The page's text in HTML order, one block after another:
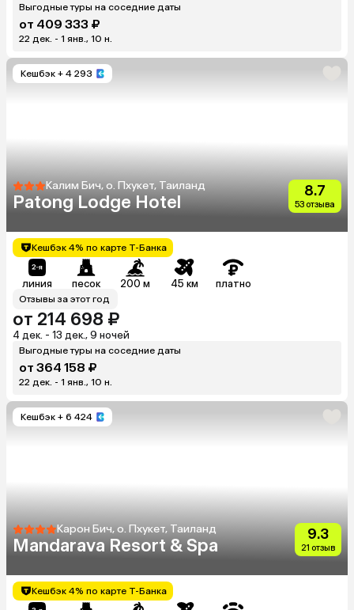
Выгодные туры на соседние даты
от 409 333 ₽
22 дек. - 1 янв., 10 н.
Кешбэк + 4 293
Калим Бич, о. Пхукет, Таиланд
Patong Lodge Hotel
8.7
53 отзыва
Кешбэк 4% по карте Т-Банка
линия песок 200 м 45 км платно
Отзывы за этот год
от 214 698 ₽
4 дек. - 13 дек., 9 ночей
Выгодные туры на соседние даты
от 364 158 ₽
22 дек. - 1 янв., 10 н.
Кешбэк + 6 424
Карон Бич, о. Пхукет, Таиланд
Mandarava Resort & Spa
9.3
21 отзыв
Кешбэк 4% по карте Т-Банка